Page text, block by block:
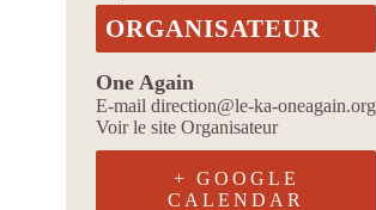
ORGANISATEUR
One Again
E-mail direction@le-ka-oneagain.org
Voir le site Organisateur
+ GOOGLE
CALENDAR